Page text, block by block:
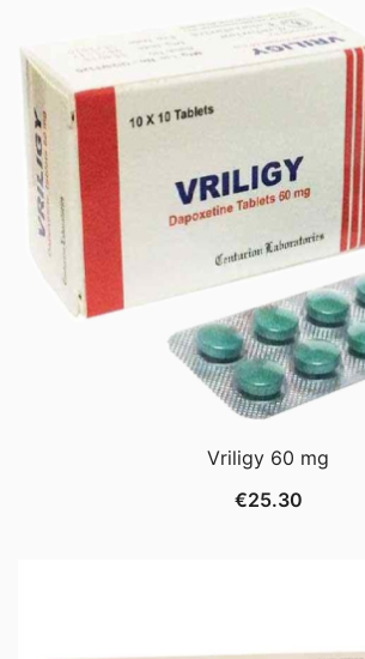
Vriligy 60 mg
€25.30